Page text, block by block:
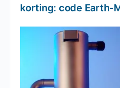
korting: code Earth-